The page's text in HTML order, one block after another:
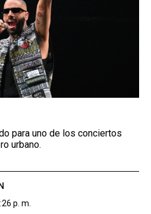
para uno de los conciertos
urbano.
p. m.